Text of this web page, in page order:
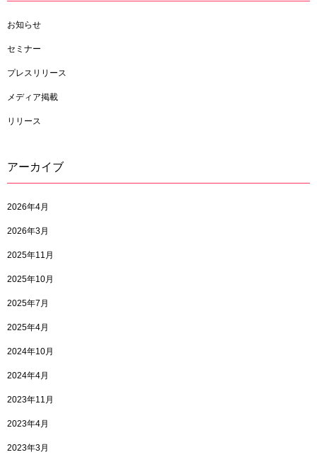
お知らせ
セミナー
プレスリリース
メディア掲載
リリース
アーカイブ
2026年4月
2026年3月
2025年11月
2025年10月
2025年7月
2025年4月
2024年10月
2024年4月
2023年11月
2023年4月
2023年3月